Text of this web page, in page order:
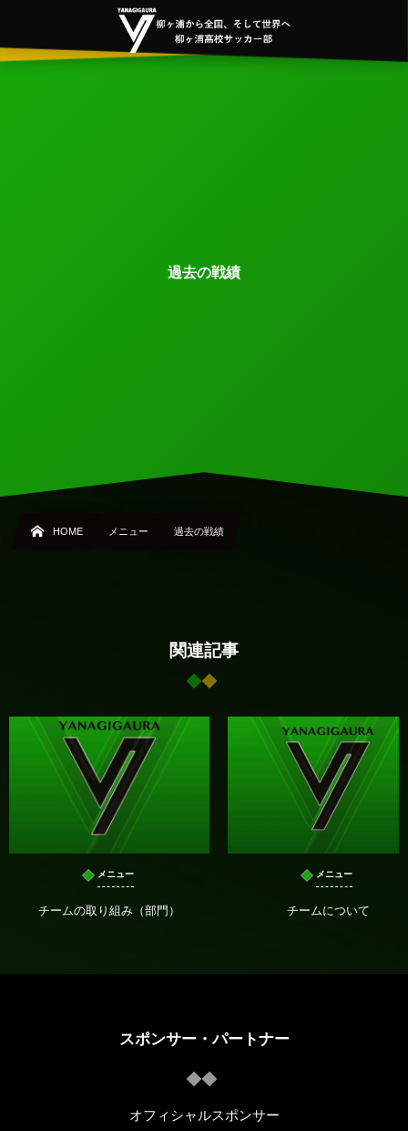
過去の戦績
HOME メニュー 過去の戦績
関連記事
メニュー
チームの取り組み（部門）
メニュー
チームについて
スポンサー・パートナー
オフィシャルスポンサー